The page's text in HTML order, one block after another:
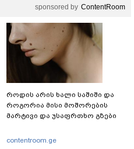
sponsored by ContentRoom
როდის არის ხალი საშიში და
როგორია მისი მოშორების
მარტივი და უსაფრთხო გზები
contentroom.ge